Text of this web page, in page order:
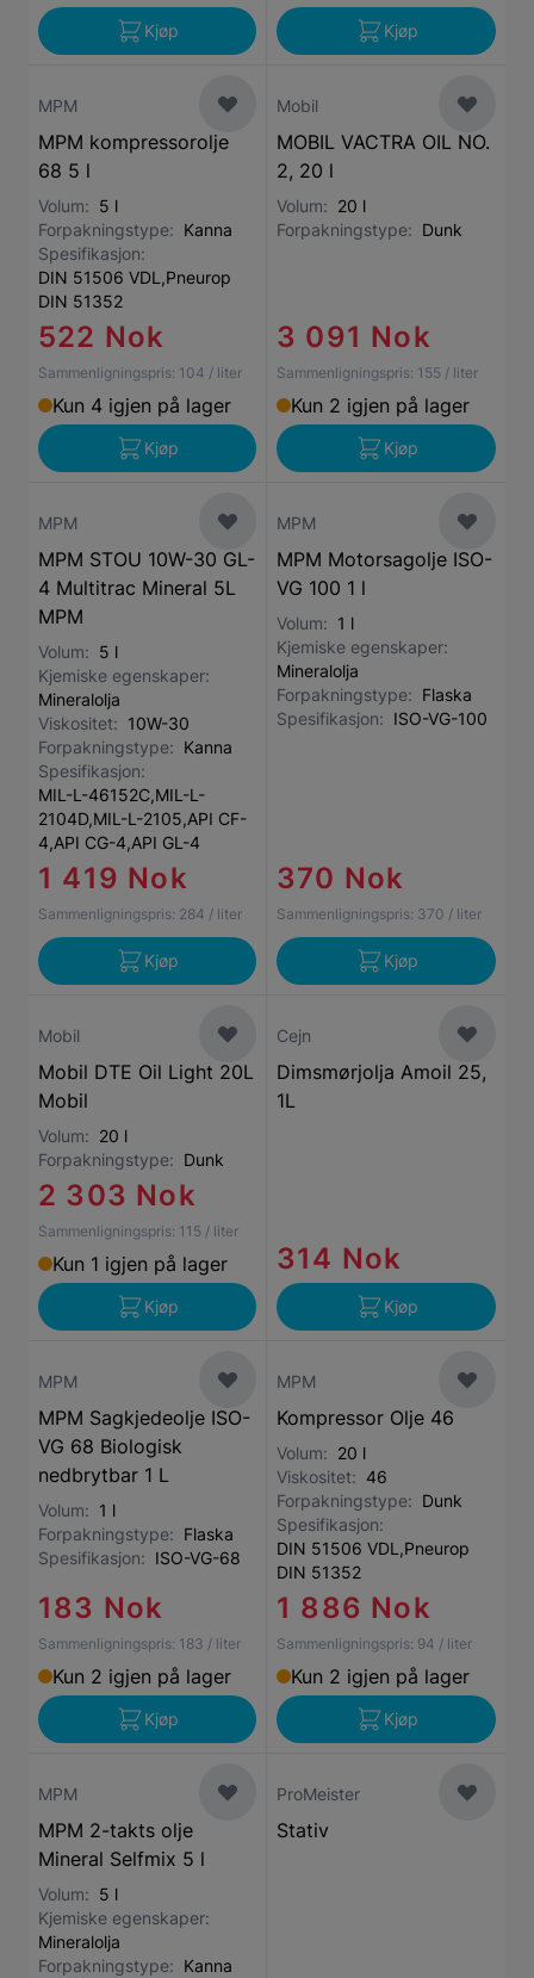
Kjøp Kjøp
MPM
MPM kompressorolje
68 5 l
Volum: 5 l
Forpakningstype: Kanna
Spesifikasjon:
DIN 51506 VDL,Pneurop
DIN 51352
522 Nok
Sammenligningspris: 104 / liter
Kun 4 igjen på lager
Kjøp
Mobil
MOBIL VACTRA OIL NO.
2, 20 l
Volum: 20 l
Forpakningstype: Dunk
3 091 Nok
Sammenligningspris: 155 / liter
Kun 2 igjen på lager
Kjøp
MPM
MPM STOU 10W-30 GL-
4 Multitrac Mineral 5L
MPM
Volum: 5 l
Kjemiske egenskaper:
Mineralolja
Viskositet: 10W-30
Forpakningstype: Kanna
Spesifikasjon:
MIL-L-46152C,MIL-L-
2104D,MIL-L-2105,API CF-
4,API CG-4,API GL-4
1 419 Nok
Sammenligningspris: 284 / liter
Kjøp
MPM
MPM Motorsagolje ISO-
VG 100 1 l
Volum: 1 l
Kjemiske egenskaper:
Mineralolja
Forpakningstype: Flaska
Spesifikasjon: ISO-VG-100
370 Nok
Sammenligningspris: 370 / liter
Kjøp
Mobil
Mobil DTE Oil Light 20L
Mobil
Volum: 20 l
Forpakningstype: Dunk
2 303 Nok
Sammenligningspris: 115 / liter
Kun 1 igjen på lager
Kjøp
Cejn
Dimsmørjolja Amoil 25,
1L
314 Nok
Kjøp
MPM
MPM Sagkjedeolje ISO-
VG 68 Biologisk
nedbrytbar 1 L
Volum: 1 l
Forpakningstype: Flaska
Spesifikasjon: ISO-VG-68
183 Nok
Sammenligningspris: 183 / liter
Kun 2 igjen på lager
Kjøp
MPM
Kompressor Olje 46
Volum: 20 l
Viskositet: 46
Forpakningstype: Dunk
Spesifikasjon:
DIN 51506 VDL,Pneurop
DIN 51352
1 886 Nok
Sammenligningspris: 94 / liter
Kun 2 igjen på lager
Kjøp
MPM
MPM 2-takts olje
Mineral Selfmix 5 l
Volum: 5 l
Kjemiske egenskaper:
Mineralolja
Forpakningstype: Kanna
ProMeister
Stativ